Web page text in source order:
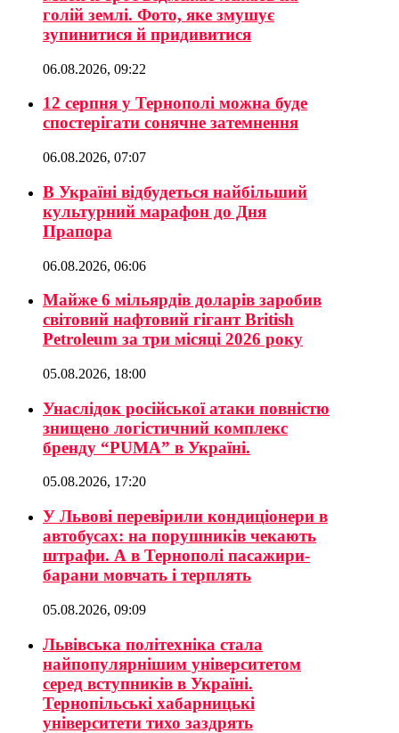
голій землі. Фото, яке змушує
зупинитися й придивитися
06.08.2026, 09:22
12 серпня у Тернополі можна буде
спостерігати сонячне затемнення
06.08.2026, 07:07
В Україні відбудеться найбільший
культурний марафон до Дня
Прапора
06.08.2026, 06:06
Майже 6 мільярдів доларів заробив
світовий нафтовий гігант British
Petroleum за три місяці 2026 року
05.08.2026, 18:00
Унаслідок російської атаки повністю
знищено логістичний комплекс
бренду “PUMA” в Україні.
05.08.2026, 17:20
У Львові перевірили кондиціонери в
автобусах: на порушників чекають
штрафи. А в Тернополі пасажири-
барани мовчать і терплять
05.08.2026, 09:09
Львівська політехніка стала
найпопулярнішим університетом
серед вступників в Україні.
Тернопільські хабарницькі
університети тихо заздрять